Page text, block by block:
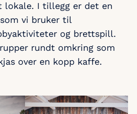
lokale. I tillegg er det en
vi bruker til
og brettspill.
rundt omkring som
over en kopp kaffe.